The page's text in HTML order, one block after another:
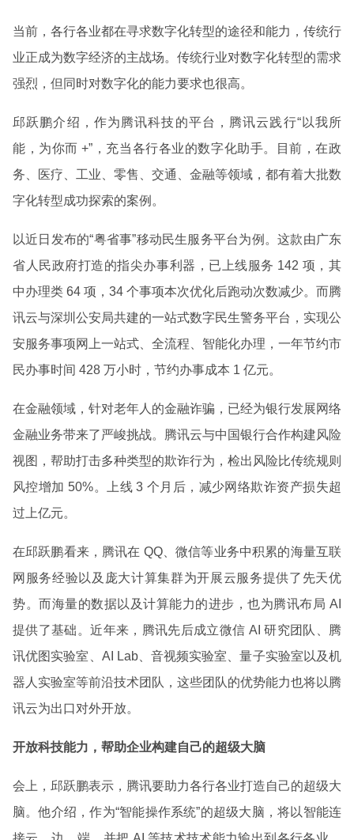
当前，各行各业都在寻求数字化转型的途径和能力，传统行
业正成为数字经济的主战场。传统行业对数字化转型的需求
强烈，但同时对数字化的能力要求也很高。
邱跃鹏介绍，作为腾讯科技的平台，腾讯云践行“以我所
能，为你而 +”，充当各行各业的数字化助手。目前，在政
务、医疗、工业、零售、交通、金融等领域，都有着大批数
字化转型成功探索的案例。
以近日发布的“粤省事”移动民生服务平台为例。这款由广东
省人民政府打造的指尖办事利器，已上线服务 142 项，其
中办理类 64 项，34 个事项本次优化后跑动次数减少。而腾
讯云与深圳公安局共建的一站式数字民生警务平台，实现公
安服务事项网上一站式、全流程、智能化办理，一年节约市
民办事时间 428 万小时，节约办事成本 1 亿元。
在金融领域，针对老年人的金融诈骗，已经为银行发展网络
金融业务带来了严峻挑战。腾讯云与中国银行合作构建风险
视图，帮助打击多种类型的欺诈行为，检出风险比传统规则
风控增加 50%。上线 3 个月后，减少网络欺诈资产损失超
过上亿元。
在邱跃鹏看来，腾讯在 QQ、微信等业务中积累的海量互联
网服务经验以及庞大计算集群为开展云服务提供了先天优
势。而海量的数据以及计算能力的进步，也为腾讯布局 AI
提供了基础。近年来，腾讯先后成立微信 AI 研究团队、腾
讯优图实验室、AI Lab、音视频实验室、量子实验室以及机
器人实验室等前沿技术团队，这些团队的优势能力也将以腾
讯云为出口对外开放。
开放科技能力，帮助企业构建自己的超级大脑
会上，邱跃鹏表示，腾讯要助力各行各业打造自己的超级大
脑。他介绍，作为“智能操作系统”的超级大脑，将以智能连